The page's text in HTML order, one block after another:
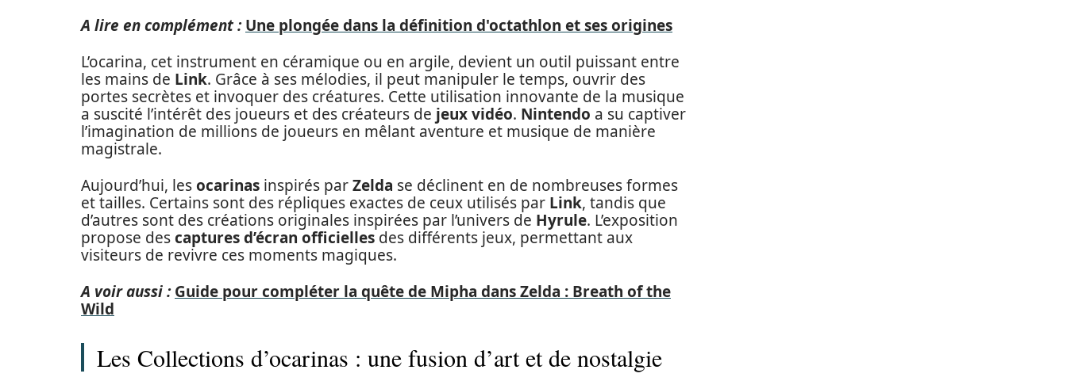
A lire en complément : Une plongée dans la définition d'octathlon et ses origines
L’ocarina, cet instrument en céramique ou en argile, devient un outil puissant entre
les mains de Link. Grâce à ses mélodies, il peut manipuler le temps, ouvrir des
portes secrètes et invoquer des créatures. Cette utilisation innovante de la musique
a suscité l’intérêt des joueurs et des créateurs de jeux vidéo. Nintendo a su captiver
l’imagination de millions de joueurs en mêlant aventure et musique de manière
magistrale.
Aujourd’hui, lesocarinas inspirés parZelda se déclinent en de nombreuses formes
et tailles. Certains sont des répliques exactes de ceux utilisés par Link, tandis que
d’autres sont des créations originales inspirées par l’univers de Hyrule. L’exposition
propose descaptures d’écran officielles des différents jeux, permettant aux
visiteurs de revivre ces moments magiques.
A voir aussi : Guide pour compléter la quête de Mipha dans Zelda : Breath of the
Wild
Les Collections d’ocarinas : une fusion d’art et de nostalgie